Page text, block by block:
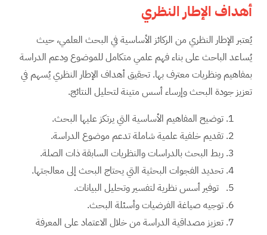
أهداف الإطار النظري
يُعتبر الإطار النظري من الركائز الأساسية في البحث العلمي، حيث
يُساعد الباحث على بناء فهم علمي متكامل للموضوع ودعم الدراسة
بمفاهيم ونظريات معترف بها. تحقيق أهداف الإطار النظري يُسهم في
تعزيز جودة البحث وإرساء أسس متينة لتحليل النتائج.
توضيح المفاهيم الأساسية التي يرتكز عليها البحث.
تقديم خلفية علمية شاملة تدعم موضوع الدراسة.
ربط البحث بالدراسات والنظريات السابقة ذات الصلة.
تحديد الفجوات البحثية التي يحتاج البحث إلى معالجتها.
توفير أسس نظرية لتفسير وتحليل البيانات.
توجيه صياغة الفرضيات وأسئلة البحث.
تعزيز مصداقية الدراسة من خلال الاعتماد على المعرفة